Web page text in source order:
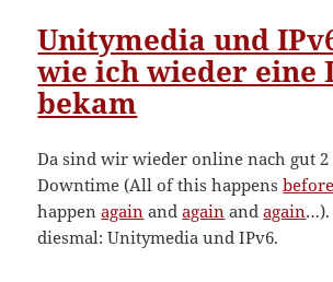
wie
der
Plan
Unitymedia und
wie ich wieder eine
bekam
Da sind wir wieder online nach gut 2
Downtime (All of this happensbefore
happenagain andagain andagain…).
diesmal: Unitymedia und IPv6.